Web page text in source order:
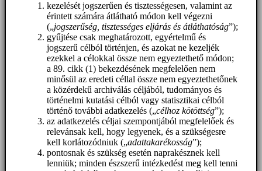
kezelését jogszerűen és tisztességesen, valamint az
érintett számára átlátható módon kell végezni
(„jogszerűség, tisztességes eljárás és átláthatóság”);
gyűjtése csak meghatározott, egyértelmű és
jogszerű célból történjen, és azokat ne kezeljék
ezekkel a célokkal össze nem egyeztethető módon;
a 89. cikk (1) bekezdésének megfelelően nem
minősül az eredeti céllal össze nem egyeztethetőnek
a közérdekű archiválás céljából, tudományos és
történelmi kutatási célból vagy statisztikai célból
történő további adatkezelés („célhoz kötöttség”);
az adatkezelés céljai szempontjából megfelelőek és
relevánsak kell, hogy legyenek, és a szükségesre
kell korlátozódniuk („adattakarékosság”);
pontosnak és szükség esetén naprakésznek kell
lenniük; minden észszerű intézkedést meg kell tenni